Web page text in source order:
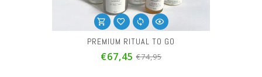
PREMIUM RITUAL TO GO
€67,45 €74,95